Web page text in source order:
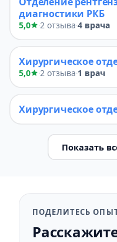
диагностики РКБ
5,0 ·2 отзыва·4 врача
Хирургическое
5,0 ·2 отзыва·1 врач
Хирургическое
Показать
ПОДЕЛИТЕСЬ